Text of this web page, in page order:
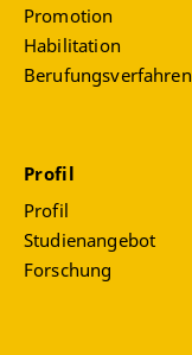
Promotion
Habilitation
Berufungsverfahren
Profil
Profil
Studienangebot
Forschung